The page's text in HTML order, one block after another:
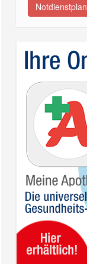
Notdienstplan